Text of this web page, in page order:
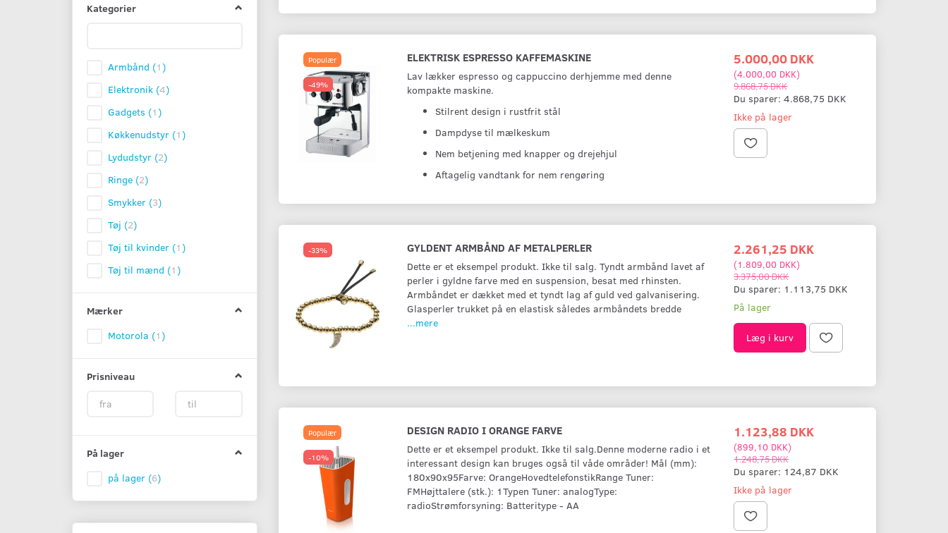
Kategorier
Armbånd (1)
Elektronik (4)
Gadgets (1)
Køkkenudstyr (1)
Lydudstyr (2)
Ringe (2)
Smykker (3)
Tøj (2)
Tøj til kvinder (1)
Tøj til mænd (1)
Mærker
Motorola (1)
Prisniveau
På lager
på lager (6)
Populær
-49%
ELEKTRISK ESPRESSO KAFFEMASKINE
Lav lækker espresso og cappuccino derhjemme med denne
kompakte maskine.
Stilrent design i rustfrit stål
Dampdyse til mælkeskum
Nem betjening med knapper og drejehjul
Aftagelig vandtank for nem rengøring
5.000,00 DKK
(4.000,00 DKK)
9.868,75 DKK
Du sparer:4.868,75 DKK
Ikke på lager
-33% GYLDENT ARMBÅND AF METALPERLER
Dette er et eksempel produkt. Ikke til salg. Tyndt armbånd lavet af
perler i gyldne farve med en suspension, besat med rhinsten.
Armbåndet er dækket med et tyndt lag af guld ved galvanisering.
Glasperler trukket på en elastisk således armbåndets bredde
...mere
2.261,25 DKK
(1.809,00 DKK)
3.375,00 DKK
Du sparer: 1.113,75 DKK
På lager
Læg i kurv
Populær
-10%
DESIGN RADIO I ORANGE FARVE
Dette er et eksempel produkt. Ikke til salg.Denne moderne radio i et
interessant design kan bruges også til våde områder! Mål (mm):
180x90x95Farve: OrangeHovedtelefonstikRange Tuner:
FMHøjttalere (stk.): 1Typen Tuner: analogType:
radioStrømforsyning: Batteritype - AA
1.123,88 DKK
(899,10 DKK)
1.248,75 DKK
Du sparer: 124,87 DKK
Ikke på lager